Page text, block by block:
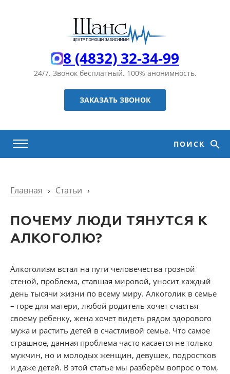
8 (4832) 32-34-99
24/7. Звонок бесплатный. 100% анонимность.
ЗАКАЗАТЬ ЗВОНОК
ПОИСК
Главная › Статьи ›
ПОЧЕМУ ЛЮДИ ТЯНУТСЯ К
АЛКОГОЛЮ?
Алкоголизм встал на пути человечества грозной
стеной, проблема, ставшая мировой, уносит каждый
день тысячи жизни по всему миру. Алкоголик в семье
– горе для матери, любой родитель хочет счастья
своему ребенку, жена хочет видеть рядом здорового
мужа и растить детей в счастливой семье. Что самое
страшное, данная проблема часто касается не только
мужчин, но и молодых женщин, девушек, подростков
и даже детей. В этой статье мы разберём вопрос о том,